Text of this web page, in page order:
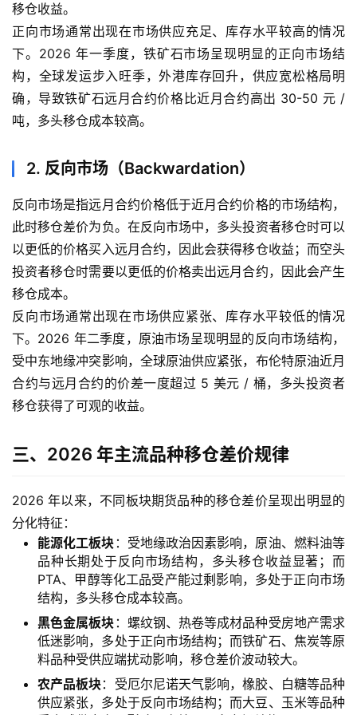
移仓收益。
正向市场通常出现在市场供应充足、库存水平较高的情况
下。2026 年一季度，铁矿石市场呈现明显的正向市场结
构，全球发运步入旺季，外港库存回升，供应宽松格局明
确，导致铁矿石远月合约价格比近月合约高出 30-50 元 /
吨，多头移仓成本较高。
2. 反向市场（Backwardation）
反向市场是指远月合约价格低于近月合约价格的市场结构，
此时移仓差价为负。在反向市场中，多头投资者移仓时可以
以更低的价格买入远月合约，因此会获得移仓收益；而空头
投资者移仓时需要以更低的价格卖出远月合约，因此会产生
移仓成本。
反向市场通常出现在市场供应紧张、库存水平较低的情况
下。2026 年二季度，原油市场呈现明显的反向市场结构，
受中东地缘冲突影响，全球原油供应紧张，布伦特原油近月
合约与远月合约的价差一度超过 5 美元 / 桶，多头投资者
移仓获得了可观的收益。
三、2026 年主流品种移仓差价规律
2026 年以来，不同板块期货品种的移仓差价呈现出明显的
分化特征：
能源化工板块 ：受地缘政治因素影响，原油、燃料油等
品种长期处于反向市场结构，多头移仓收益显著；而
PTA、甲醇等化工品受产能过剩影响，多处于正向市场
结构，多头移仓成本较高。
黑色金属板块 ：螺纹钢、热卷等成材品种受房地产需求
低迷影响，多处于正向市场结构；而铁矿石、焦炭等原
料品种受供应端扰动影响，移仓差价波动较大。
农产品板块：受厄尔尼诺天气影响，橡胶、白糖等品种
供应紧张，多处于反向市场结构；而大豆、玉米等品种